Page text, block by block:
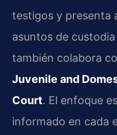
testigos y presenta
asuntos de
también colabora
Juvenile and
Court. El enfoque
informado en cada